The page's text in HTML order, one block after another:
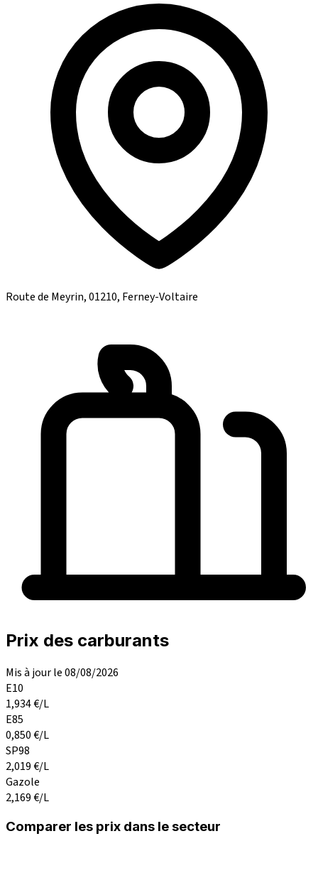
Route de Meyrin, 01210, Ferney-Voltaire
Prix des carburants
Mis à jour le 08/08/2026
E10
1,934€/L
E85
0,850€/L
SP98
2,019€/L
Gazole
2,169€/L
Comparer les prix dans le secteur